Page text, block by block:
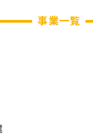
事業一覧